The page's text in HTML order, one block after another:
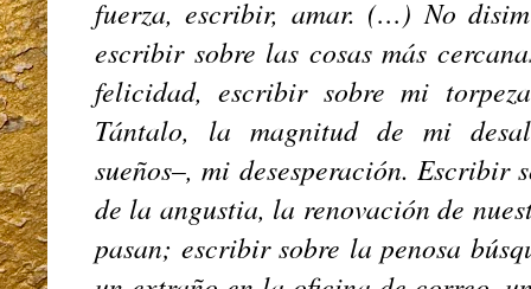
fuerza, escribir, amar. (…) No
escribir sobre las cosas más
felicidad, escribir sobre mi
Tántalo, la magnitud de mi
sueños–, mi desesperación. Escribir
de la angustia, la renovación de
pasan; escribir sobre la penosa